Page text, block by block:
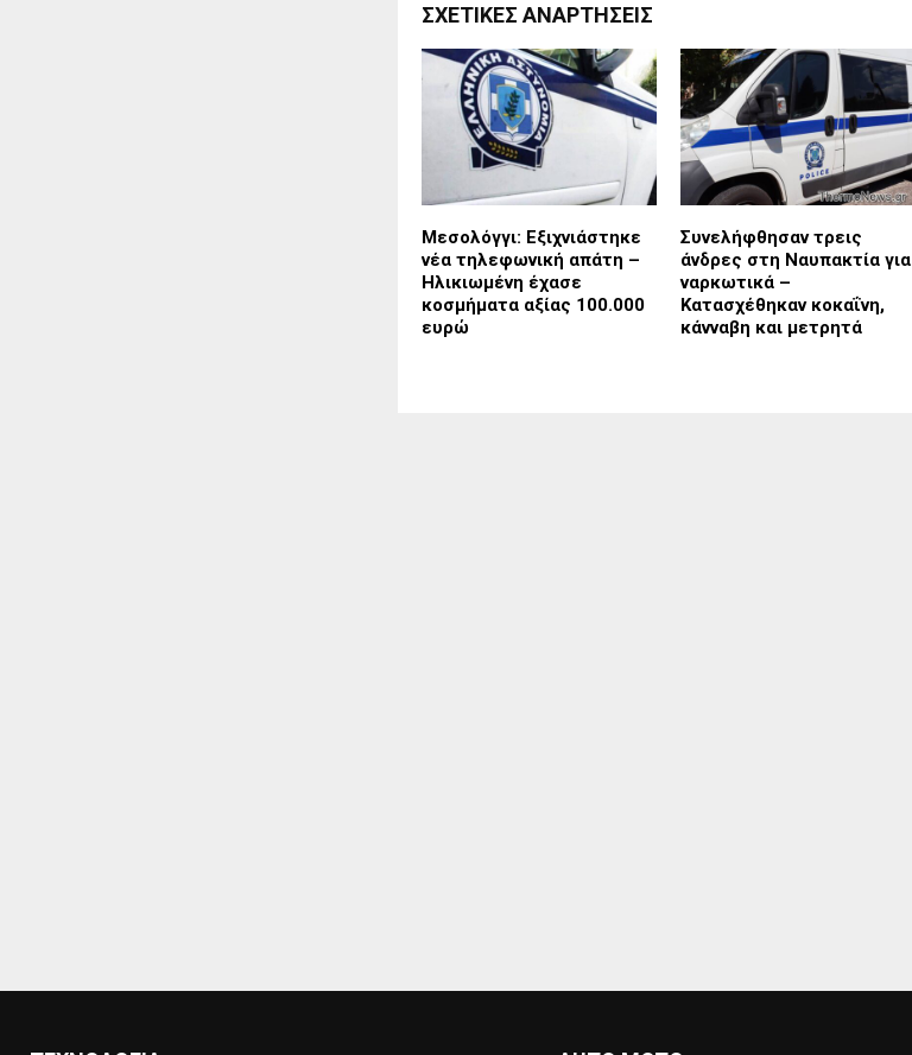
ΣΧΕΤΙΚΈΣ ΑΝΑΡΤΉΣΕΙΣ
Μεσολόγγι: Εξιχνιάστηκε
νέα τηλεφωνική απάτη –
Ηλικιωμένη έχασε
κοσμήματα αξίας 100.000
ευρώ
Συνελήφθησαν τρεις
άνδρες στη Ναυπακτία για
ναρκωτικά –
Κατασχέθηκαν κοκαΐνη,
κάνναβη και μετρητά